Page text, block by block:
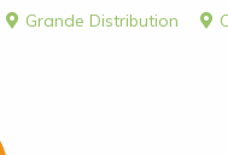
Grande Distribution